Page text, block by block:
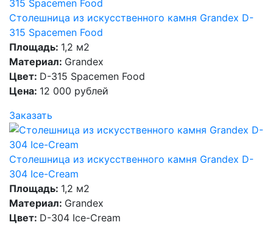
Столешница из искусственного камня Grandex D-
315 Spacemen Food
Площадь: 1,2 м2
Материал: Grandex
Цвет: D-315 Spacemen Food
Цена: 12 000 рублей
Заказать
Столешница из искусственного камня Grandex D-
304 Ice-Cream
Площадь: 1,2 м2
Материал: Grandex
Цвет: D-304 Ice-Cream